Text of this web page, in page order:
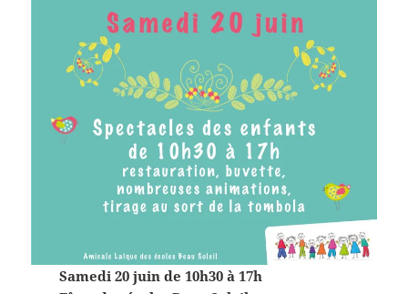
Samedi 20 juin de 10h30 à 17h